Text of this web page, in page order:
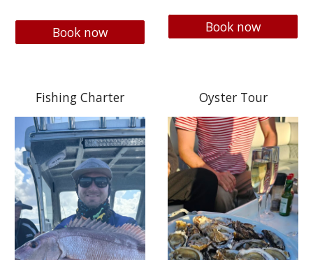
Book now Book now
Fishing Charter Oyster Tour